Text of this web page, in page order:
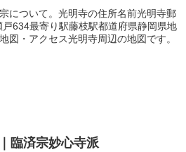
について。光明寺の住所名前光明寺郵
634最寄り駅藤枝駅都道府県静岡県地
図・アクセス光明寺周辺の地図です。
臨済宗妙心寺派